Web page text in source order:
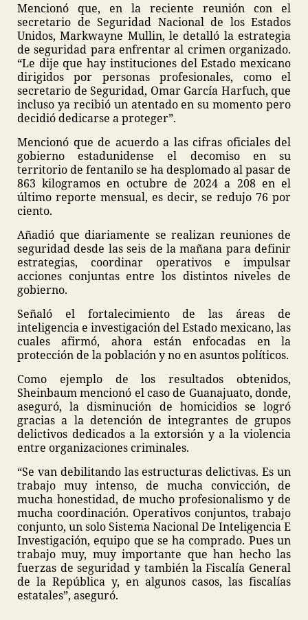
Mencionó que, en la reciente reunión con el
secretario de Seguridad Nacional de los Estados
Unidos, Markwayne Mullin, le detalló la estrategia
de seguridad para enfrentar al crimen organizado.
“Le dije que hay instituciones del Estado mexicano
dirigidos por personas profesionales, como el
secretario de Seguridad, Omar García Harfuch, que
incluso ya recibió un atentado en su momento pero
decidió dedicarse a proteger”.
Mencionó que de acuerdo a las cifras oficiales del
gobierno estadunidense el decomiso en su
territorio de fentanilo se ha desplomado al pasar de
863 kilogramos en octubre de 2024 a 208 en el
último reporte mensual, es decir, se redujo 76 por
ciento.
Añadió que diariamente se realizan reuniones de
seguridad desde las seis de la mañana para definir
estrategias, coordinar operativos e impulsar
acciones conjuntas entre los distintos niveles de
gobierno.
Señaló el fortalecimiento de las áreas de
inteligencia e investigación del Estado mexicano, las
cuales afirmó, ahora están enfocadas en la
protección de la población y no en asuntos políticos.
Como ejemplo de los resultados obtenidos,
Sheinbaum mencionó el caso de Guanajuato, donde,
aseguró, la disminución de homicidios se logró
gracias a la detención de integrantes de grupos
delictivos dedicados a la extorsión y a la violencia
entre organizaciones criminales.
“Se van debilitando las estructuras delictivas. Es un
trabajo muy intenso, de mucha convicción, de
mucha honestidad, de mucho profesionalismo y de
mucha coordinación. Operativos conjuntos, trabajo
conjunto, un solo Sistema Nacional De Inteligencia E
Investigación, equipo que se ha comprado. Pues un
trabajo muy, muy importante que han hecho las
fuerzas de seguridad y también la Fiscalía General
de la República y, en algunos casos, las fiscalías
estatales”, aseguró.